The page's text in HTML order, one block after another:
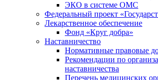
ЭКО в системе ОМС
Федеральный проект
Лекарственное обеспечение
Фонд «Круг добра»
Наставничество
Нормативные правовые
Рекомендации по
наставничества
Перечень медицинских